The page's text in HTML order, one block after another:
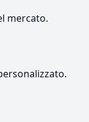
mercato.